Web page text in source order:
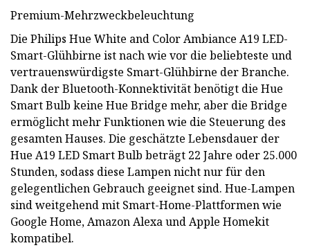
Premium-Mehrzweckbeleuchtung
Die Philips Hue White and Color Ambiance A19 LED-
Smart-Glühbirne ist nach wie vor die beliebteste und
vertrauenswürdigste Smart-Glühbirne der Branche.
Dank der Bluetooth-Konnektivität benötigt die Hue
Smart Bulb keine Hue Bridge mehr, aber die Bridge
ermöglicht mehr Funktionen wie die Steuerung des
gesamten Hauses. Die geschätzte Lebensdauer der
Hue A19 LED Smart Bulb beträgt 22 Jahre oder 25.000
Stunden, sodass diese Lampen nicht nur für den
gelegentlichen Gebrauch geeignet sind. Hue-Lampen
sind weitgehend mit Smart-Home-Plattformen wie
Google Home, Amazon Alexa und Apple Homekit
kompatibel.